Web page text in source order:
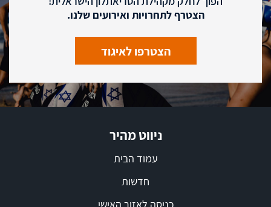
הצטרף לתחרויות ואירועים שלנו.
הצטרפו לאיגוד
ניווט מהיר
עמוד הבית
חדשות